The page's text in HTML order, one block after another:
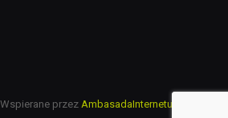
przez AmbasadaInternetu.pl